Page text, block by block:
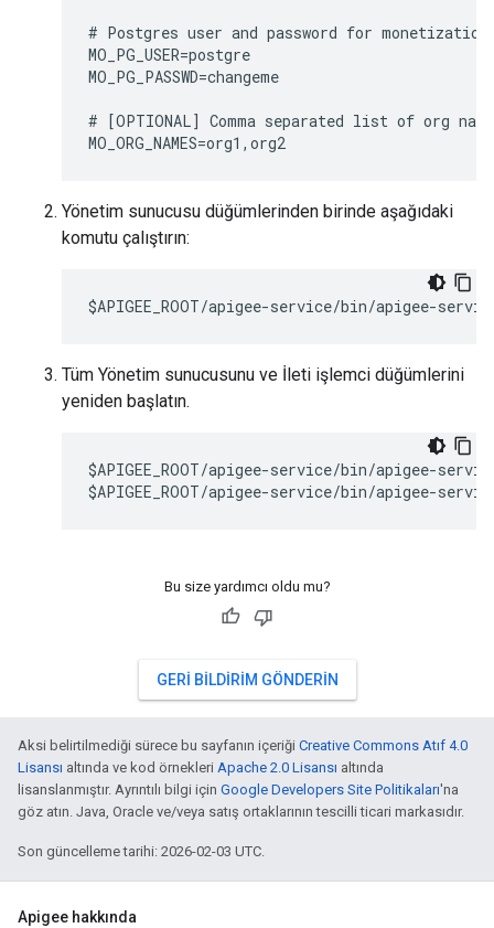
# Postgres user and password for monetization
MO_PG_USER=postgre
MO_PG_PASSWD=changeme
# [OPTIONAL] Comma separated list of org
MO_ORG_NAMES=org1,org2
Yönetim sunucusu düğümlerinden birinde aşağıdaki
komutu çalıştırın:
$APIGEE_ROOT/apigee-service/bin/apigee-
Tüm Yönetim sunucusunu ve İleti işlemci düğümlerini
yeniden başlatın.
$APIGEE_ROOT/apigee-service/bin/apigee-
$APIGEE_ROOT/apigee-service/bin/apigee-
Bu size yardımcı oldu mu?
GERI BILDIRIM GÖNDERIN
Aksi belirtilmediği sürece bu sayfanın içeriği Creative Commons Atıf 4.0
Lisansı altında ve kod örnekleri Apache 2.0 Lisansı altında
lisanslanmıştır. Ayrıntılı bilgi için Google Developers Site Politikaları'na
göz atın. Java, Oracle ve/veya satış ortaklarının tescilli ticari markasıdır.
Son güncelleme tarihi: 2026-02-03 UTC.
Apigee hakkında